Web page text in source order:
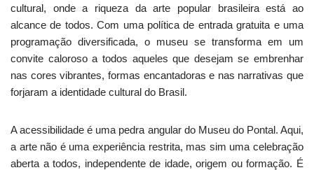
cultural, onde a riqueza da arte popular brasileira está ao
alcance de todos. Com uma política de entrada gratuita e uma
programação diversificada, o museu se transforma em um
convite caloroso a todos aqueles que desejam se embrenhar
nas cores vibrantes, formas encantadoras e nas narrativas que
forjaram a identidade cultural do Brasil.
A acessibilidade é uma pedra angular do Museu do Pontal. Aqui,
a arte não é uma experiência restrita, mas sim uma celebração
aberta a todos, independente de idade, origem ou formação. É